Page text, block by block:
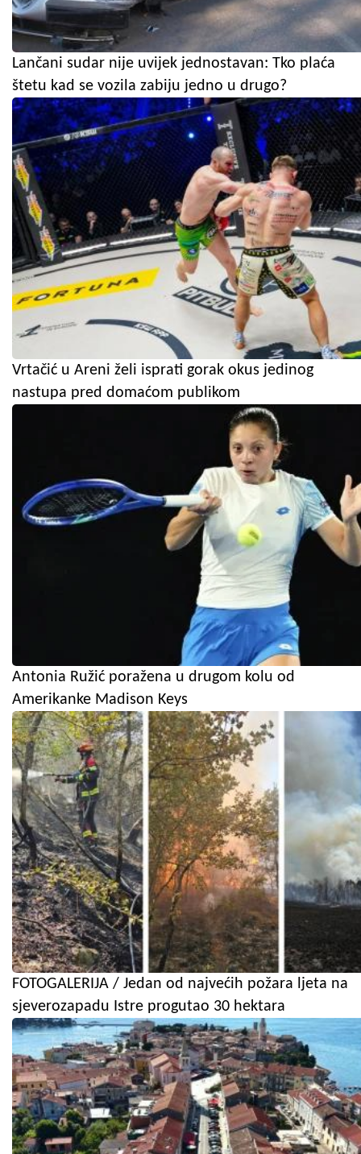
Lančani sudar nije uvijek jednostavan: Tko plaća
štetu kad se vozila zabiju jedno u drugo?
Vrtačić u Areni želi isprati gorak okus jedinog
nastupa pred domaćom publikom
Antonia Ružić poražena u drugom kolu od
Amerikanke Madison Keys
FOTOGALERIJA / Jedan od najvećih požara ljeta na
sjeverozapadu Istre progutao 30 hektara